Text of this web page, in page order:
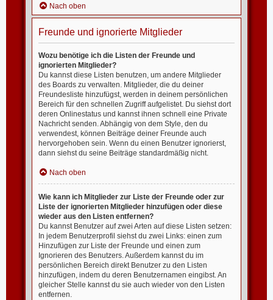
Nach oben
Freunde und ignorierte Mitglieder
Wozu benötige ich die Listen der Freunde und
ignorierten Mitglieder?
Du kannst diese Listen benutzen, um andere Mitglieder
des Boards zu verwalten. Mitglieder, die du deiner
Freundesliste hinzufügst, werden in deinem persönlichen
Bereich für den schnellen Zugriff aufgelistet. Du siehst dort
deren Onlinestatus und kannst ihnen schnell eine Private
Nachricht senden. Abhängig von dem Style, den du
verwendest, können Beiträge deiner Freunde auch
hervorgehoben sein. Wenn du einen Benutzer ignorierst,
dann siehst du seine Beiträge standardmäßig nicht.
Nach oben
Wie kann ich Mitglieder zur Liste der Freunde oder zur
Liste der ignorierten Mitglieder hinzufügen oder diese
wieder aus den Listen entfernen?
Du kannst Benutzer auf zwei Arten auf diese Listen setzen:
In jedem Benutzerprofil siehst du zwei Links: einen zum
Hinzufügen zur Liste der Freunde und einen zum
Ignorieren des Benutzers. Außerdem kannst du im
persönlichen Bereich direkt Benutzer zu den Listen
hinzufügen, indem du deren Benutzernamen eingibst. An
gleicher Stelle kannst du sie auch wieder von den Listen
entfernen.